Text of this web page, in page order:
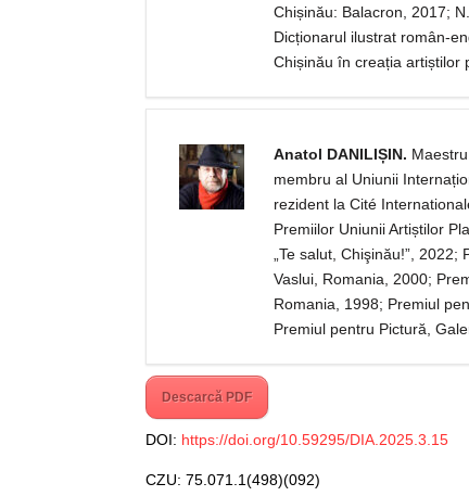
Chișinău: Balacron, 2017;
Dicționarul ilustrat român-
Chișinău în creația artiștilor
Anatol DANILIȘIN.
membru al Uniunii
rezident la Cité
Premiilor Uniunii Artiștilor
„Te salut, Chişinău!”,
Vaslui, Romania, 2000;
Romania, 1998; Premiul
Premiul pentru Pictură,
Descarcă PDF
DOI: https://doi.org/10.59295/DIA.2025.3.15
CZU: 75.071.1(498)(092)